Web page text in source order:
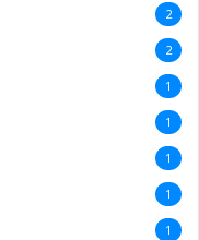
2
2
1
1
1
1
1